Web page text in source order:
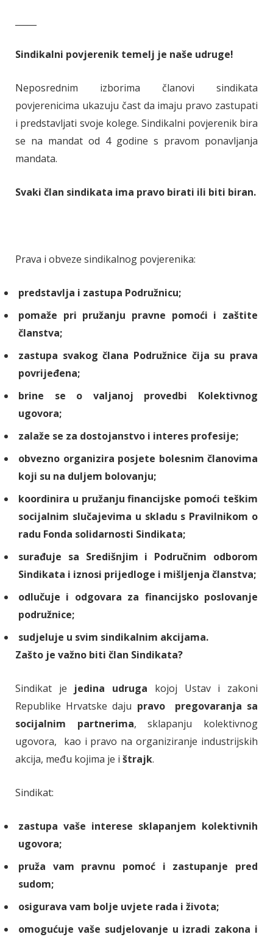
Sindikalni povjerenik temelj je naše udruge!
Neposrednim izborima članovi sindikata
povjerenicima ukazuju čast da imaju pravo zastupati
i predstavljati svoje kolege. Sindikalni povjerenik bira
se na mandat od 4 godine s pravom ponavljanja
mandata.
Svaki član sindikata ima pravo birati ili biti biran.
Prava i obveze sindikalnog povjerenika:
predstavlja i zastupa Podružnicu;
pomaže pri pružanju pravne pomoći i zaštite
članstva;
zastupa svakog člana Podružnice čija su prava
povrijeđena;
brine se o valjanoj provedbi Kolektivnog
ugovora;
zalaže se za dostojanstvo i interes profesije;
obvezno organizira posjete bolesnim članovima
koji su na duljem bolovanju;
koordinira u pružanju financijske pomoći teškim
socijalnim slučajevima u skladu s Pravilnikom o
radu Fonda solidarnosti Sindikata;
surađuje sa Središnjim i Područnim odborom
Sindikata i iznosi prijedloge i mišljenja članstva;
odlučuje i odgovara za financijsko poslovanje
podružnice;
sudjeluje u svim sindikalnim akcijama.
Zašto je važno biti član Sindikata?
Sindikat je jedina udruga kojoj Ustav i zakoni
Republike Hrvatske daju pravo pregovaranja sa
socijalnim partnerima, sklapanju kolektivnog
ugovora, kao i pravo na organiziranje industrijskih
akcija, među kojima je i štrajk.
Sindikat:
zastupa vaše interese sklapanjem kolektivnih
ugovora;
pruža vam pravnu pomoć i zastupanje pred
sudom;
osigurava vam bolje uvjete rada i života;
omogućuje vaše sudjelovanje u izradi zakona i